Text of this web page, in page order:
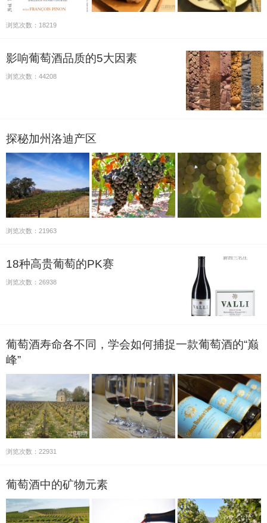
浏览次数：18219
影响葡萄酒品质的5大因素
浏览次数：44208
探秘加州洛迪产区
浏览次数：21963
18种高贵葡萄的PK赛
浏览次数：26938
葡萄酒寿命各不同，学会如何捕捉一款葡萄酒的“巅
峰”
浏览次数：22931
葡萄酒中的矿物元素